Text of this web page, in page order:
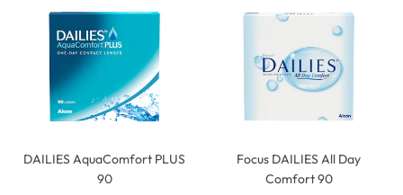
DAILIES AquaComfort PLUS
90
Focus DAILIES All Day
Comfort 90